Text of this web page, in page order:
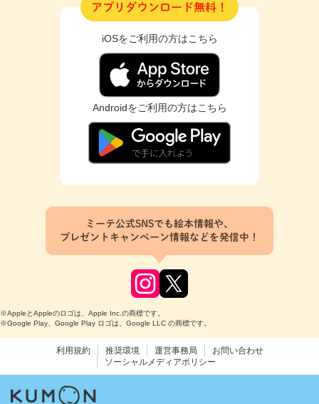
アプリダウンロード無料！
iOSをご利用の方はこちら
Androidをご利用の方はこちら
ミーテ公式SNSでも絵本情報や、
プレゼントキャンペーン情報などを発信中！
※AppleとAppleのロゴは、Apple Inc.の商標です。
※Google Play、Google Play ロゴは、Google LLC の商標です。
利用規約 推奨環境 運営事務局
お問い合わせ
ソーシャルメディアポリシー